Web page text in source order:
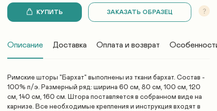
КУПИТЬ ЗАКАЗАТЬ ОБРАЗЕЦ
Описание Доставка Оплата и возврат
Римские шторы "Бархат" выполнены из ткани бархат. Состав -
100% п/э. Размерный ряд: ширина 60 см, 80 см, 100 см, 120
см, 140 см, 160 см. Штора поставляется в собранном виде на
карнизе. Все необходимые крепления и инструкция входят в